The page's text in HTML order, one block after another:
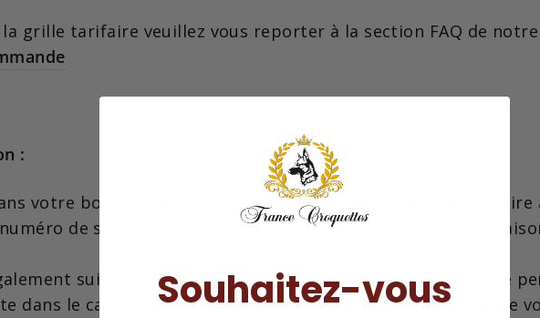
grille tarifaire veuillez vous reporter à la section FAQ de
:
votre boite mail toutes les informations de suivis
de suivis vous sera donné ainsi que les étapes de
suivre l'avancement de votre colis dans votre espace
dans le cadre ou vous avez créé votre espace au moment de
Souhaitez-vous